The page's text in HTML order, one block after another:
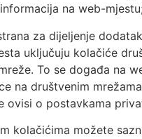
na web-
za dijeljenje
uključuju kolačiće
To se događa na
na društvenim
ovisi o postavkama
kolačićima možete